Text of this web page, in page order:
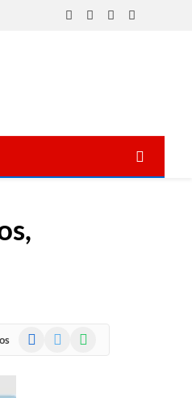
Facebook
X
InstagramWhatsApp
Facebook WhatsApp